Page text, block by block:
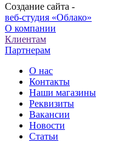
Создание сайта -
веб-студия «Облако»
О компании
Клиентам
Партнерам
О нас
Контакты
Наши магазины
Реквизиты
Вакансии
Новости
Статьи